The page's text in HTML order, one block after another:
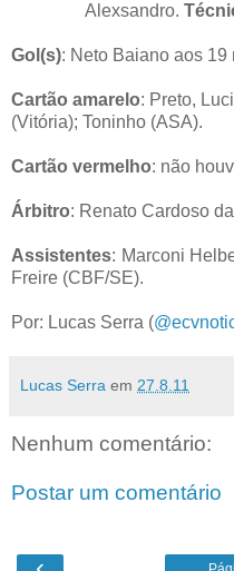
Alexsandro.
Gol(s): Neto Baiano aos 19
Cartão amarelo: Preto,
(Vitória); Toninho (ASA).
Cartão vermelho: não
Árbitro: Renato Cardoso
Assistentes: Marconi
Freire (CBF/SE).
Por: Lucas Serra (
Lucas Serra em 27.8.11
Nenhum comentário:
Postar um comentário